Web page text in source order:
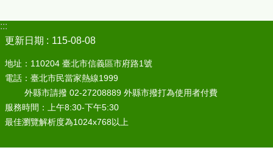
:::
更新日期
115-08-08
地址：110204 臺北市信義區市府路1號
電話：臺北市民當家熱線1999
外縣市請撥 02-27208889 外縣市撥打為使用者付費
服務時間：上午8:30-下午5:30
最佳瀏覽解析度為1024x768以上